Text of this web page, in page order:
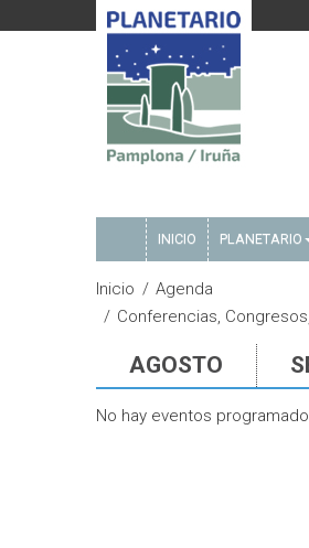
INICIO PLANETARIO
Inicio
Agenda
Conferencias,
AGOSTO
No hay eventos